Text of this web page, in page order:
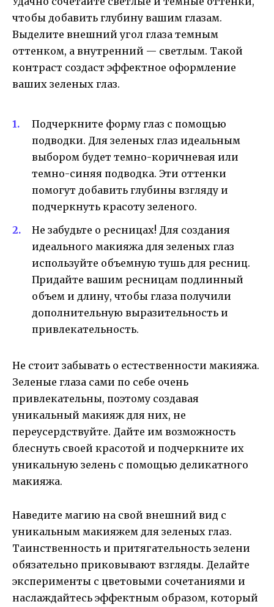
чтобы добавить глубину вашим глазам.
Выделите внешний угол глаза темным
оттенком, а внутренний — светлым. Такой
контраст создаст эффектное оформление
ваших зеленых глаз.
Подчеркните форму глаз с помощью
подводки. Для зеленых глаз идеальным
выбором будет темно-коричневая или
темно-синяя подводка. Эти оттенки
помогут добавить глубины взгляду и
подчеркнуть красоту зеленого.
Не забудьте о ресницах! Для создания
идеального макияжа для зеленых глаз
используйте объемную тушь для ресниц.
Придайте вашим ресницам подлинный
объем и длину, чтобы глаза получили
дополнительную выразительность и
привлекательность.
Не стоит забывать о естественности макияжа.
Зеленые глаза сами по себе очень
привлекательны, поэтому создавая
уникальный макияж для них, не
переусердствуйте. Дайте им возможность
блеснуть своей красотой и подчеркните их
уникальную зелень с помощью деликатного
макияжа.
Наведите магию на свой внешний вид с
уникальным макияжем для зеленых глаз.
Таинственность и притягательность зелени
обязательно приковывают взгляды. Делайте
эксперименты с цветовыми сочетаниями и
наслаждайтесь эффектным образом, который